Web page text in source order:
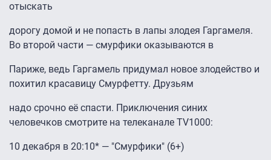
отыскать
дорогу домой и не попасть в лапы злодея Гаргамеля.
Во второй части — смурфики оказываются в
Париже, ведь Гаргамель придумал новое злодейство и
похитил красавицу Смурфетту. Друзьям
надо срочно её спасти. Приключения синих
человечков смотрите на телеканале TV1000:
10 декабря в 20:10* — "Смурфики" (6+)